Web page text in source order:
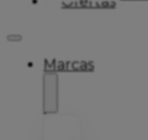
Marcas